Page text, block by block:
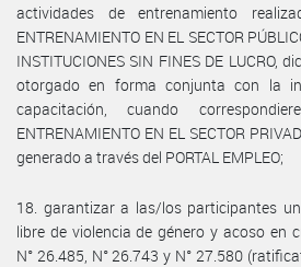
actividades de entrenamiento
ENTRENAMIENTO EN EL SECTOR
INSTITUCIONES SIN FINES DE LUCRO,
otorgado en forma conjunta con la
capacitación, cuando
ENTRENAMIENTO EN EL SECTOR
generado a través del PORTAL EMPLEO;
18. garantizar a las/los participantes
libre de violencia de género y acoso en
N° 26.485, N° 26.743 y N° 27.580